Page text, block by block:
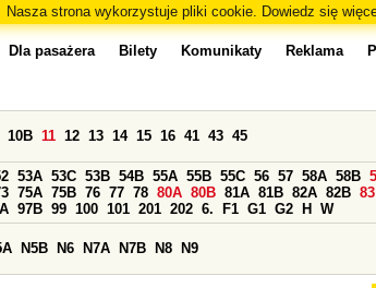
Nasza strona wykorzystuje pliki cookie. Dowiedz się
Dla pasażera Bilety Komunikaty Reklama
10B 11 12 13 14 15 16 41 43 45
53A 53C 53B 54B 55A 55B 55C 56 57 58A 58B
75A 75B 76 77 78 80A 80B 81A 81B 82A 82B 83
97B 99 100 101 201 202 6. F1 G1 G2 H W
N5B N6 N7A N7B N8 N9